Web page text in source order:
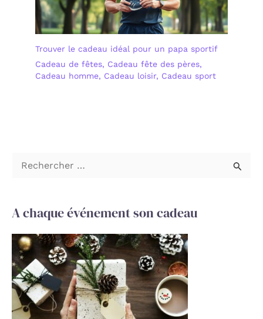
toutes les tenues et tous
les occasions. C'est un
cadeau idéal pour votre
sœur, vous-même ou
toute autre femme lors
de n'importe quelle fête.
Trouver le cadeau idéal pour un papa sportif
Cadeau de fêtes, Cadeau fête des pères,
Cadeau homme, Cadeau loisir, Cadeau sport
c
e
r
c
A chaque événement son cadeau